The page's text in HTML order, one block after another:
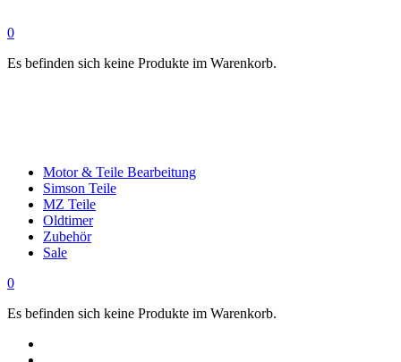
0
Es befinden sich keine Produkte im Warenkorb.
Motor & Teile Bearbeitung
Simson Teile
MZ Teile
Oldtimer
Zubehör
Sale
0
Es befinden sich keine Produkte im Warenkorb.